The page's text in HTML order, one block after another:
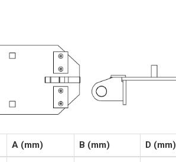
A (mm) B (mm) D (mm)